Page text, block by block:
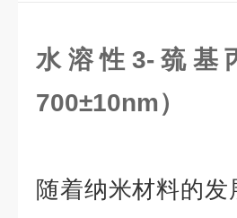
水溶性3-巯基
700±10nm）
随着纳米材料的